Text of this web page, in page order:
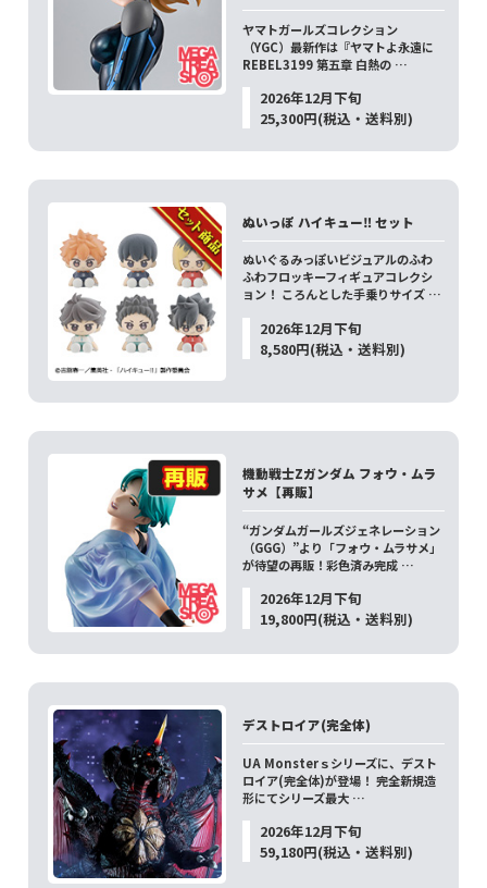
ヤマトガールズコレクション
（YGC）最新作は『ヤマトよ永遠に
REBEL3199 第五章 白熱の …
2026年12月下旬
25,300円(税込・送料別)
ぬいっぽ ハイキュー‼ セット
ぬいぐるみっぽいビジュアルのふわ
ふわフロッキーフィギュアコレクシ
ョン！ ころんとした手乗りサイズ …
2026年12月下旬
8,580円(税込・送料別)
機動戦士Zガンダム フォウ・ムラ
サメ【再販】
“ガンダムガールズジェネレーション
（GGG）”より「フォウ・ムラサメ」
が待望の再販！彩色済み完成 …
2026年12月下旬
19,800円(税込・送料別)
デストロイア(完全体)
UA Monsterｓシリーズに、デスト
ロイア(完全体)が登場！ 完全新規造
形にてシリーズ最大 …
2026年12月下旬
59,180円(税込・送料別)